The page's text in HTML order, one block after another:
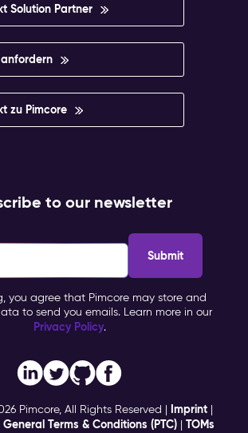
Solution Partner
zu Pimcore
to our newsletter
you agree that Pimcore may store and
to send you emails. Learn more in our
Privacy Policy.
Pimcore, All Rights Reserved | Imprint|
General Terms & Conditions (PTC) | TOMs